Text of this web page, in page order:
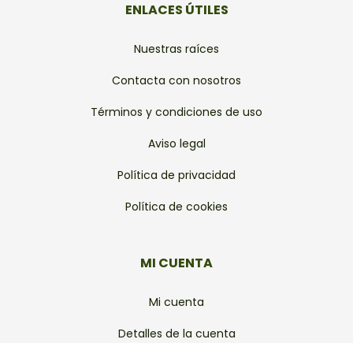
ENLACES ÚTILES
Nuestras raíces
Contacta con nosotros
Términos y condiciones de uso
Aviso legal
Política de privacidad
Política de cookies
MI CUENTA
Mi cuenta
Detalles de la cuenta